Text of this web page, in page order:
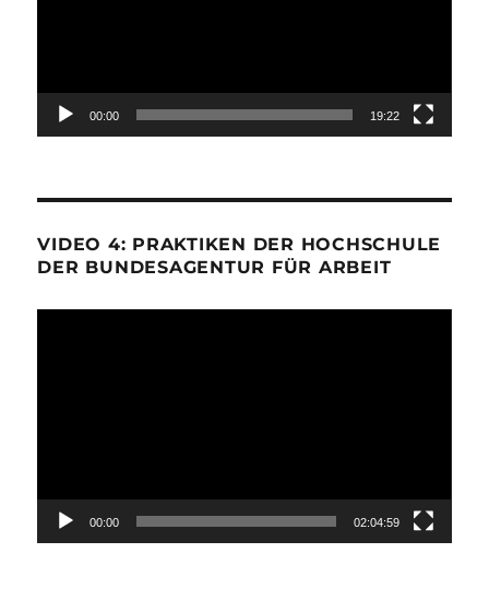
00:00 19:22
VIDEO 4: PRAKTIKEN DER HOCHSCHULE
DER BUNDESAGENTUR FÜR ARBEIT
00:00 02:04:59